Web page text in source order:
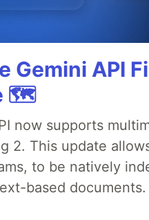
Gemini API
🗺️
now supports
2. This update
to be natively
based documents.